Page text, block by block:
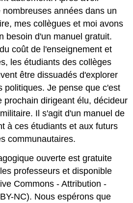
années dans un
mes collègues et moi avons
besoin d'un manuel gratuit.
coût de l'enseignement et
les étudiants des collèges
être dissuadés d'explorer
politiques. Je pense que c'est
prochain dirigeant élu, décideur
Il s'agit d'un manuel de
à ces étudiants et aux futurs
communautaires.
ouverte est gratuite
professeurs et disponible
Commons - Attribution -
NC). Nous espérons que